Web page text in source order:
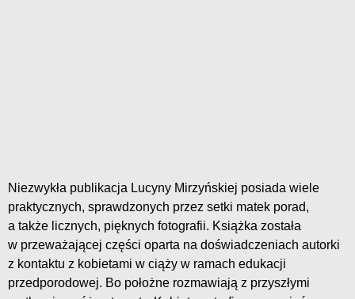
Niezwykła publikacja Lucyny Mirzyńskiej posiada wiele
praktycznych, sprawdzonych przez setki matek porad,
a także licznych, pięknych fotografii. Książka została
w przeważającej części oparta na doświadczeniach autorki
z kontaktu z kobietami w ciąży w ramach edukacji
przedporodowej. Bo położne rozmawiają z przyszłymi